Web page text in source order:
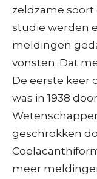
zeldzame soort
studie werden
meldingen
vonsten. Dat
De eerste keer
was in 1938
geschrokken
meer